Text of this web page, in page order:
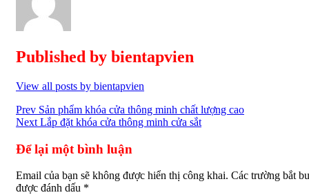
Published by bientapvien
View all posts by bientapvien
Điều
hướng
bài
viết
Prev Sản phẩm khóa cửa thông minh chất lượng cao
Next Lắp đặt khóa cửa thông minh cửa sắt
Để lại một bình luận
Email của bạn sẽ không được hiển thị công khai. Các trường bắt
được đánh dấu *